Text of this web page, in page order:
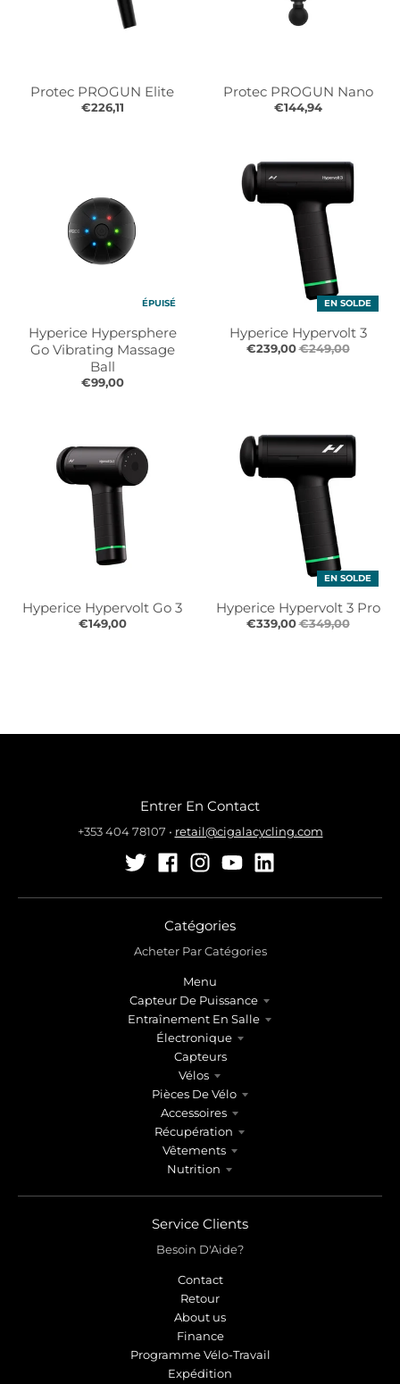
Protec PROGUN Elite
€226,11
Protec PROGUN Nano
€144,94
ÉPUISÉ
Hyperice Hypersphere
Go Vibrating Massage
Ball
€99,00
EN SOLDE
Hyperice Hypervolt 3
€239,00€249,00
Hyperice Hypervolt Go 3
€149,00
EN SOLDE
Hyperice Hypervolt 3 Pro
€339,00€349,00
Entrer En Contact
+353 404 78107 • retail@cigalacycling.com
Catégories
Acheter Par Catégories
Menu
Capteur De Puissance
Entraînement En Salle
Électronique
Capteurs
Vélos
Pièces De Vélo
Accessoires
Récupération
Vêtements
Nutrition
Service Clients
Besoin D'Aide?
Contact
Retour
About us
Finance
Programme Vélo-Travail
Expédition